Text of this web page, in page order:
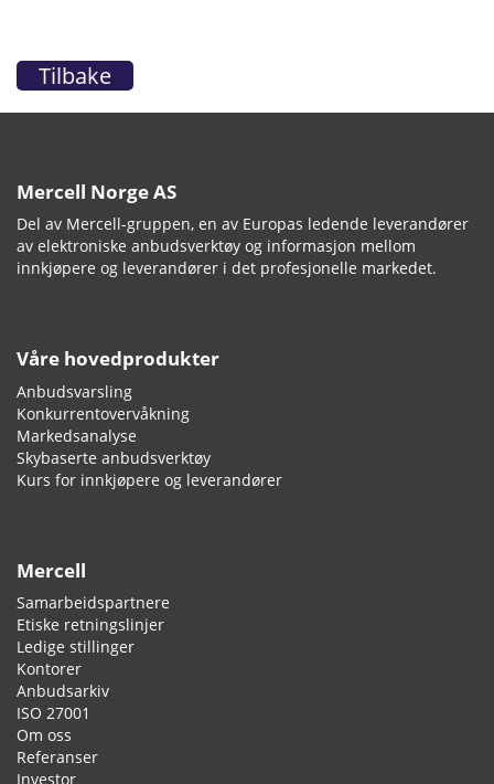
Tilbake
Mercell Norge AS
Del av Mercell-gruppen, en av Europas ledende leverandører
av elektroniske anbudsverktøy og informasjon mellom
innkjøpere og leverandører i det profesjonelle markedet.
Våre hovedprodukter
Anbudsvarsling
Konkurrentovervåkning
Markedsanalyse
Skybaserte anbudsverktøy
Kurs for innkjøpere og leverandører
Mercell
Samarbeidspartnere
Etiske retningslinjer
Ledige stillinger
Kontorer
Anbudsarkiv
ISO 27001
Om oss
Referanser
Investor